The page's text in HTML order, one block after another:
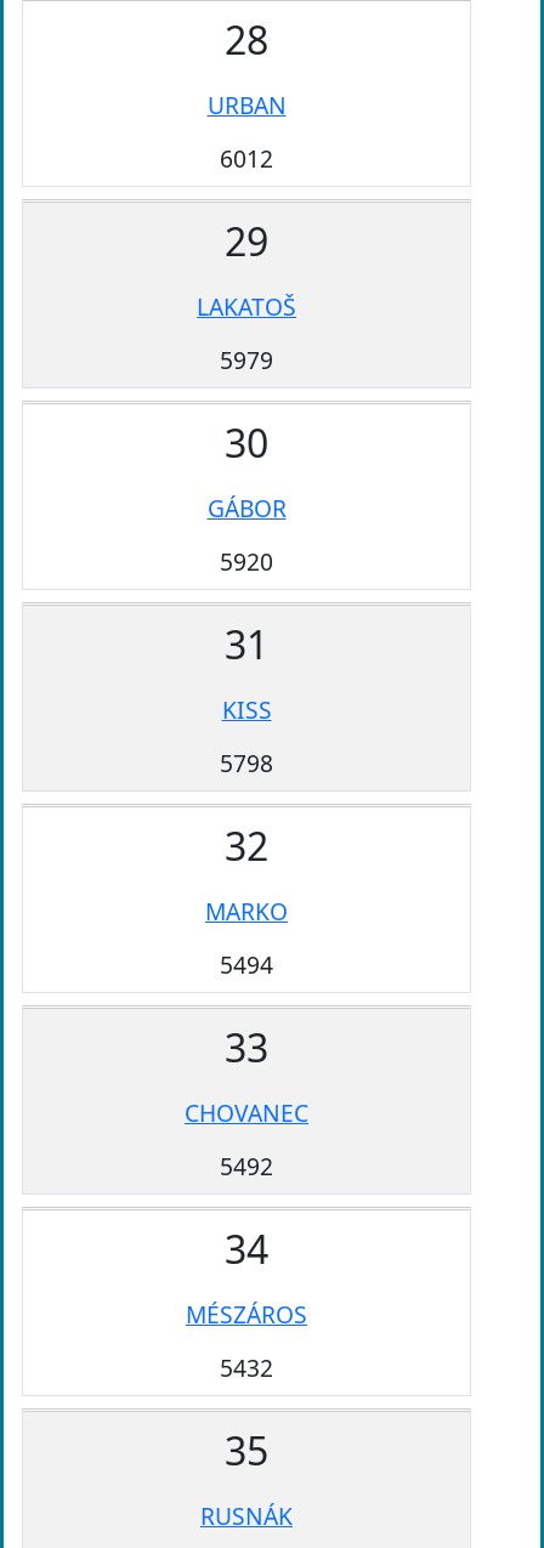
28
URBAN
6012
29
LAKATOŠ
5979
30
GÁBOR
5920
31
KISS
5798
32
MARKO
5494
33
CHOVANEC
5492
34
MÉSZÁROS
5432
35
RUSNÁK